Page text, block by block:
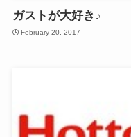
ガストが大好き♪
February 20, 2017